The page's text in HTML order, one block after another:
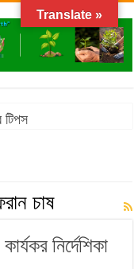
টিপস
চাষ
নির্দেশিকা
Translate »